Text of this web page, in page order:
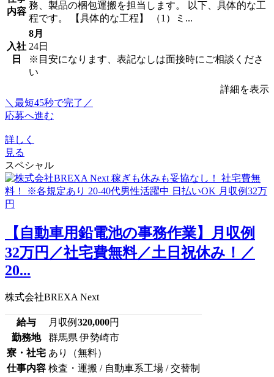
内容
務、製品の梱包運搬を担当します。 以下、具体的な工
程です。 【具体的な工程】 （1）ミ...
入社
日
8月
24日
※目安になります、表記なしは面接時にご相談くださ
い
詳細を表示
＼最短45秒で完了／
応募へ進む
詳しく
見る
スペシャル
【自動車用鉛電池の事務作業】月収例
32万円／社宅費無料／土日祝休み！／
20...
株式会社BREXA Next
給与 月収例 320,000円
勤務地
群馬県 伊勢崎市
寮・社宅 あり（無料）
仕事内容 検査・運搬 / 自動車系工場 / 交替制